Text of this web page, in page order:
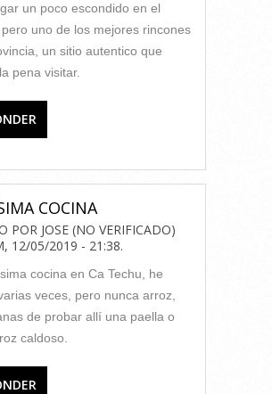
un poco escondido en el
pero uno de los mejores rincones
un sitio autentico que
pena visitar.
COCINA
POR JOSE (NO VERIFICADO)
12/05/2019 - 21:38.
cocina en Ca Techu, he
veces, pero nunca arroz,
de probar allí una paella o
caldoso.